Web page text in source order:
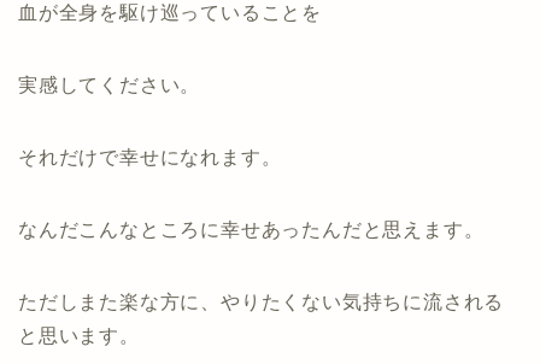
血が全身を駆け巡っていることを
実感してください。
それだけで幸せになれます。
なんだこんなところに幸せあったんだと思えます。
ただしまた楽な方に、やりたくない気持ちに流される
と思います。